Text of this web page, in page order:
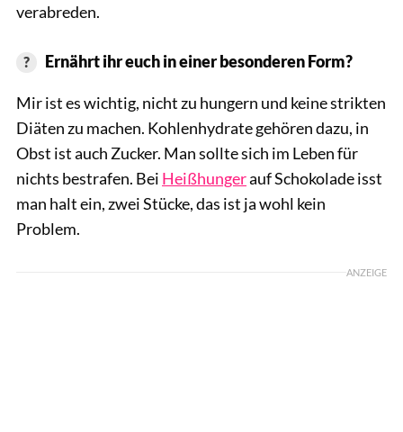
verabreden.
Ernährt ihr euch in einer besonderen Form?
Mir ist es wichtig, nicht zu hungern und keine strikten
Diäten zu machen. Kohlenhydrate gehören dazu, in
Obst ist auch Zucker. Man sollte sich im Leben für
nichts bestrafen. Bei Heißhungerauf Schokolade isst
man halt ein, zwei Stücke, das ist ja wohl kein
Problem.
ANZEIGE